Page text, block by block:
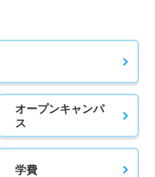
オープンキャンパ
ス
学費